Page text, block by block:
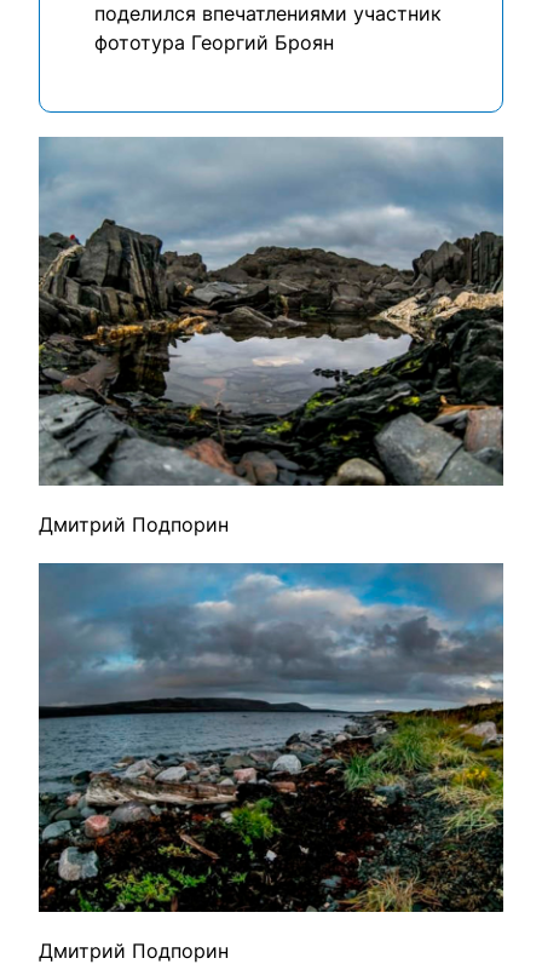
поделился впечатлениями участник
фототура Георгий Броян
Дмитрий Подпорин
Дмитрий Подпорин